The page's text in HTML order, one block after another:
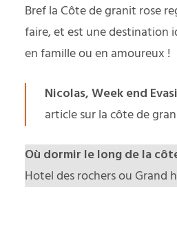
Bref la Côte de granit rose
faire, et est une destination
en famille ou en amoureux !
Nicolas, Week end
article sur la côte de
Où dormir le long de la
Hotel des rochersou Grand